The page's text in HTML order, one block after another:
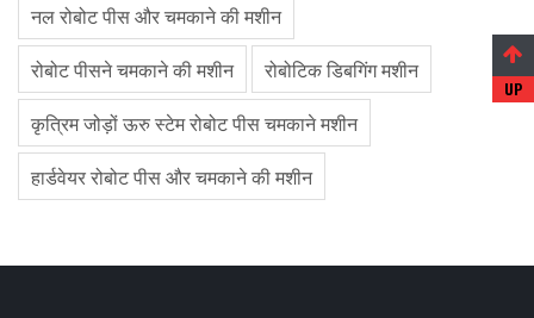
नल रोबोट पीस और चमकाने की मशीन
रोबोट पीसने चमकाने की मशीन
रोबोटिक डिबगिंग मशीन
कृत्रिम जोड़ों ऊरु स्टेम रोबोट पीस चमकाने मशीन
हार्डवेयर रोबोट पीस और चमकाने की मशीन